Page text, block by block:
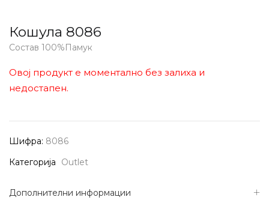
Кошула 8086
Состав 100%Памук
Овој продукт е моментално без залиха и
недостапен.
Шифра: 8086
Категорија
Outlet
Дополнителни информации